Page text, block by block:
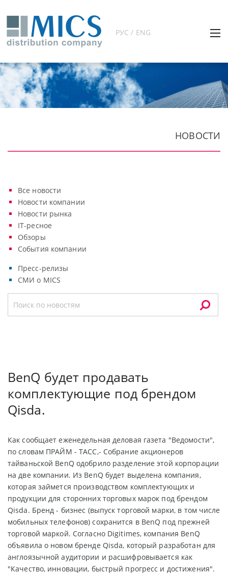
РУС / ENG
НОВОСТИ
Все новости
Новости компании
Новости рынка
IT-ресное
Обзоры
События компании
Пресс-релизы
СМИ о MICS
BenQ будет продавать
комплектующие под брендом
Qisda.
Как сообщает еженедельная деловая газета "Ведомости",
по словам ПРАЙМ - ТАСС,- Собрание акционеров
тайваньской BenQ одобрило разделение этой корпорации
на две компании. Из BenQ будет выделена компания,
которая займется производством комплектующих и
продукции для сторонних торговых марок под брендом
Qisda. Бренд - бизнес (выпуск торговой марки, в том числе
мобильных телефонов) сохранится в BenQ под прежней
торговой маркой. Согласно Digitimes, компания BenQ
объявила о новом бренде Qisda, который разработан для
англоязычной аудитории и расшифровывается как
"Качество, инновации, быстрый прогресс и достижения".